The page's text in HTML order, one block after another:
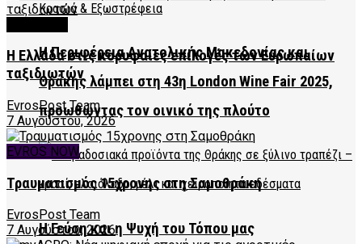
Η Περιφέρεια Ανατολικής Μακεδονίας και
Θράκης λάμπει στη 43η London Wine Fair 2025,
προωθώντας τον οινικό της πλούτο
Η Γεύση και η Ψυχή του Τόπου μας
Η Ελλάδα στις κορυφαίες επιλογές των Ευρωπαίων
ταξιδιωτών
EvrosPost Team
7 Αυγούστου, 2026
EVROS NOW
Τραυματισμός 15χρονης στη Σαμοθράκη
EvrosPost Team
7 Αυγούστου, 2026